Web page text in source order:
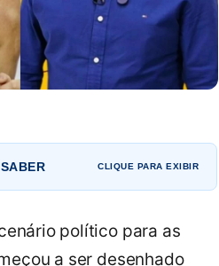
CLIQUE PARA EXIBIR
político para as
a ser desenhado